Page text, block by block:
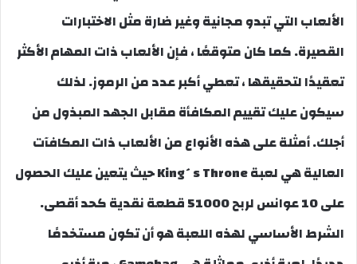
الألعاب التي تبدو مجانية وغير ضارة مثل الاختبارات
القصيرة. كما كان متوقعًا ، فإن الألعاب ذات المهام الأكثر
تعقيدًا لتحقيقها ، تعطي أكبر عدد من الرموز. لذلك
سيكون عليك تقييم المكافأة مقابل الجهد المبذول من
أجلك. أمثلة على هذه الأنواع من الألعاب ذات المكافآت
العالية هي لعبة King´s Throne حيث يتعين عليك الحصول
على 10 عوانس لربح 51000 قطعة نقدية كحد أقصى.
الشرط الأساسي لهذه اللعبة هو أن تكون مستخدمًا